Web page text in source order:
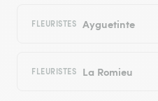
FLEURISTES Ayguetinte
FLEURISTES La Romieu